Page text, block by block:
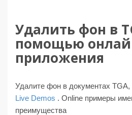
Удалить фон в
помощью
приложения
Удалите фон в документах TGA,
Live Demos . Online примеры
преимущества